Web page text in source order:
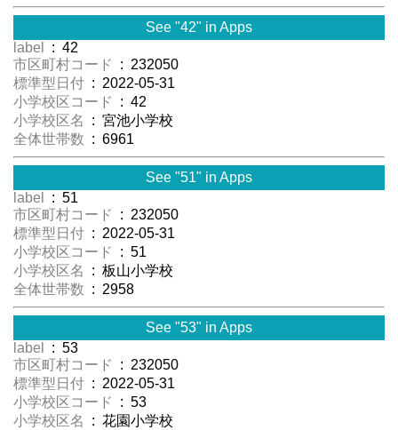
See "42" in Apps
label
: 42
市区町村コード
: 232050
標準型日付 : 2022-05-31
小学校区コード
: 42
小学校区名
: 宮池小学校
全体世帯数 : 6961
See "51" in Apps
label
: 51
市区町村コード
: 232050
標準型日付 : 2022-05-31
小学校区コード
: 51
小学校区名
: 板山小学校
全体世帯数 : 2958
See "53" in Apps
label
: 53
市区町村コード
: 232050
標準型日付 : 2022-05-31
小学校区コード
: 53
小学校区名
: 花園小学校